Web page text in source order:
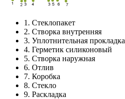
1. Стеклопакет
2. Створка внутренняя
3. Уплотнительная прокладка
4. Герметик силиконовый
5. Створка наружная
6. Отлив
7. Коробка
8. Стекло
9. Раскладка